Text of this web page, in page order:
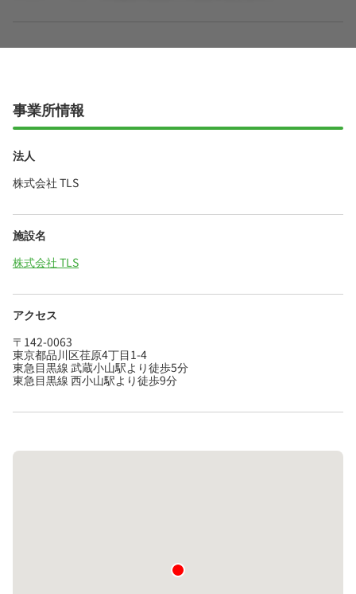
事業所情報
法人
株式会社 TLS
施設名
株式会社 TLS
アクセス
〒142-0063
東京都品川区荏原4丁目1-4
東急目黒線 武蔵小山駅より徒歩5分
東急目黒線 西小山駅より徒歩9分